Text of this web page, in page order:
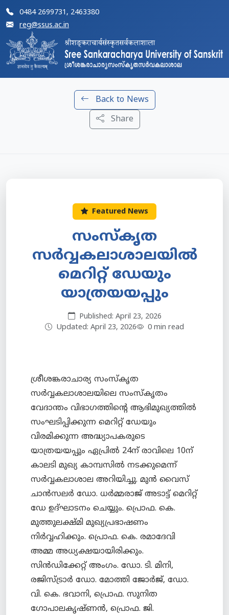
0484 2699731, 2463380
reg@ssus.ac.in
Back to News
Share
Featured News
സംസ്‌കൃത
സർവ്വകലാശാലയിൽ
മെറിറ്റ് ഡേയും
യാത്രയയപ്പും
Published: April 23, 2026
Updated: April 23, 2026
0 min read
ശ്രീശങ്കരാചാര്യ സംസ്‌കൃത
സർവ്വകലാശാലയിലെ സംസ്കൃതം
വേദാന്തം വിഭാഗത്തിന്റെ ആഭിമുഖ്യത്തില്‍
സംഘടിപ്പിക്കുന്ന മെറിറ്റ് ഡേയും
വിരമിക്കുന്ന അദ്ധ്യാപകരുടെ
യാത്രയയപ്പും ഏപ്രില്‍ 24ന് രാവിലെ 10ന്
കാലടി മുഖ്യ കാമ്പസില്‍ നടക്കുമെന്ന്
സര്‍വ്വകലാശാല അറിയിച്ചു. മുന്‍ വൈസ്
ചാന്‍സലര്‍ ഡോ. ധര്‍മ്മരാജ് അടാട്ട് മെറിറ്റ്
ഡേ ഉദ്ഘാടനം ചെയ്യും. പ്രൊഫ. കെ.
മുത്തുലക്ഷ്മി മുഖ്യപ്രഭാഷണം
നിര്‍വ്വഹിക്കും. പ്രൊഫ. കെ. രമാദേവി
അമ്മ അധ്യക്ഷയായിരിക്കും.
സിന്‍ഡിക്കേറ്റ് അംഗം. ഡോ. ടി. മിനി,
രജിസ്ട്രാര്‍ ഡോ. മോത്തി ജോര്‍ജ്, ഡോ.
വി. കെ. ഭവാനി, പ്രൊഫ. സുനിത
ഗോപാലകൃഷ്ണന്‍, പ്രൊഫ. ജി.